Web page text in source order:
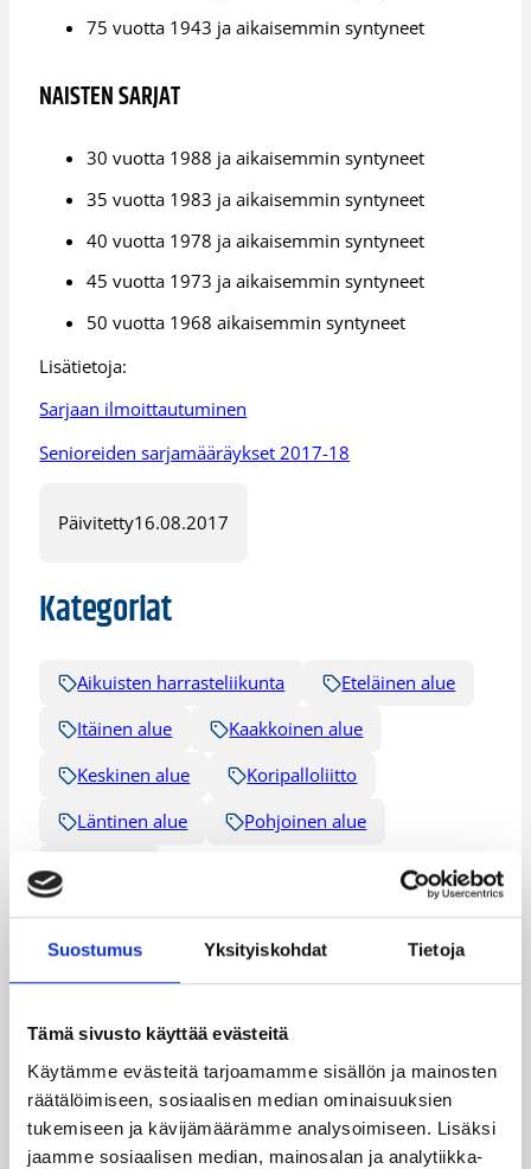
Suostumus Yksityiskohdat Tietoja
Tämä sivusto käyttää evästeitä
Käytämme evästeitä tarjoamamme sisällön ja mainosten
räätälöimiseen, sosiaalisen median ominaisuuksien
tukemiseen ja kävijämäärämme analysoimiseen. Lisäksi
jaamme sosiaalisen median, mainosalan ja analytiikka-
75 vuotta 1943 ja aikaisemmin syntyneet
NAISTEN SARJAT
30 vuotta 1988 ja aikaisemmin syntyneet
35 vuotta 1983 ja aikaisemmin syntyneet
40 vuotta 1978 ja aikaisemmin syntyneet
45 vuotta 1973 ja aikaisemmin syntyneet
50 vuotta 1968 aikaisemmin syntyneet
Lisätietoja:
Sarjaan ilmoittautuminen
Senioreiden sarjamääräykset 2017-18
Päivitetty16.08.2017
Kategoriat
Aikuisten harrasteliikunta
Eteläinen alue
Itäinen alue
Kaakkoinen alue
Keskinen alue
Koripalloliitto
Läntinen alue
Pohjoinen alue
Katso myös